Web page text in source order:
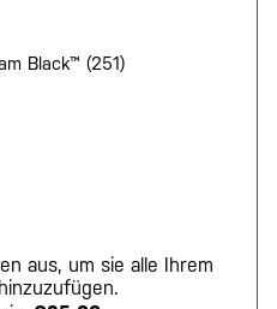
Black™ (251)
aus, um sie alle Ihrem